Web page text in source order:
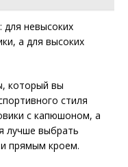
невысоких
а для высоких
который вы
стиля
с капюшоном, а
лучше выбрать
прямым кроем.